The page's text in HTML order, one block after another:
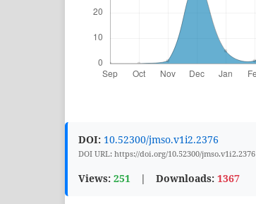
DOI: 10.52300/jmso.v1i2.2376
DOI URL: https://doi.org/10.52300/jmso.v1i2.2376
Views: 251 | Downloads: 1367